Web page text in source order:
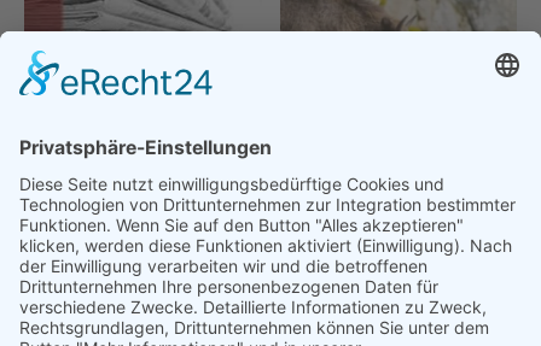
Greenpeace: Böllerverbot im
alpinen Raum dringend
notwendig
Artenschutz-Bilanz: WWF
kürt die Gewinner und
Verlierer des Tierreichs 2025